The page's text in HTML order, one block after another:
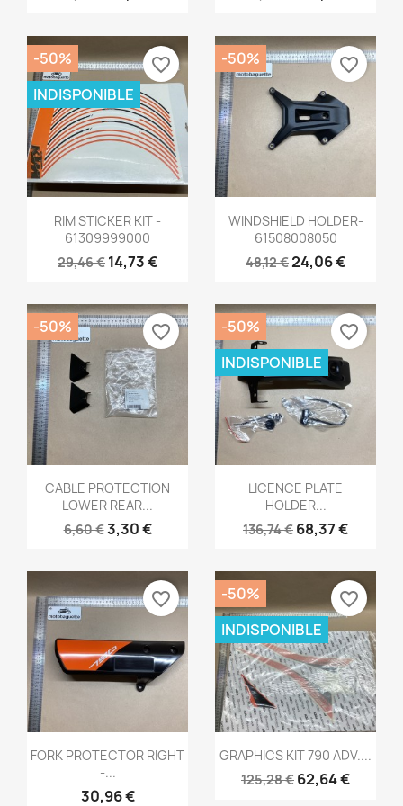
Aperçu rapide
RIM STICKER KIT -
61309999000
29,46 € 14,73 €
-50%
INDISPONIBLE
favorite_border
Aperçu rapide
WINDSHIELD HOLDER-
61508008050
48,12 €24,06 €
-50% favorite_border
Aperçu rapide
CABLE PROTECTION
LOWER REAR...
6,60 €3,30 €
-50% favorite_border
 Aperçu rapide
LICENCE PLATE
HOLDER...
136,74 € 68,37 €
-50%
INDISPONIBLE
favorite_border
Aperçu rapide
FORK PROTECTOR RIGHT
-...
30,96 €
favorite_border
Aperçu rapide
GRAPHICS KIT 790 ADV....
125,28 € 62,64 €
-50%
INDISPONIBLE
favorite_border